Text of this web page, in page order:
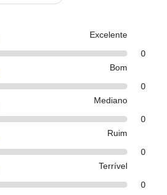
Excelente
0
Bom
0
Mediano
0
Ruim
0
Terrível
0